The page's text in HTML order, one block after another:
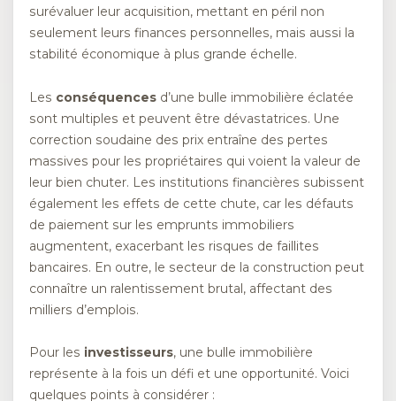
surévaluer leur acquisition, mettant en péril non
seulement leurs finances personnelles, mais aussi la
stabilité économique à plus grande échelle.
Les conséquences d’une bulle immobilière éclatée
sont multiples et peuvent être dévastatrices. Une
correction soudaine des prix entraîne des pertes
massives pour les propriétaires qui voient la valeur de
leur bien chuter. Les institutions financières subissent
également les effets de cette chute, car les défauts
de paiement sur les emprunts immobiliers
augmentent, exacerbant les risques de faillites
bancaires. En outre, le secteur de la construction peut
connaître un ralentissement brutal, affectant des
milliers d’emplois.
Pour les investisseurs, une bulle immobilière
représente à la fois un défi et une opportunité. Voici
quelques points à considérer :